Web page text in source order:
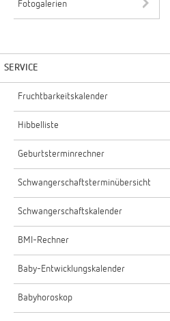
Fotogalerien
SERVICE
Fruchtbarkeitskalender
Hibbelliste
Geburtsterminrechner
Schwangerschaftsterminübersicht
Schwangerschaftskalender
BMI-Rechner
Baby-Entwicklungskalender
Babyhoroskop